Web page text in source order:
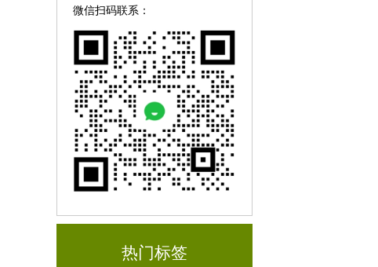
微信扫码联系：
热门标签